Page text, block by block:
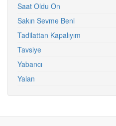
Saat Oldu On
Sakın Sevme Beni
Tadilattan Kapalıyım
Tavsiye
Yabancı
Yalan